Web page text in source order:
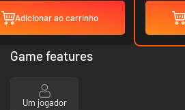
Adicionar ao carrinho
Game features
Um jogador